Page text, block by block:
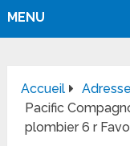
MENU
Accueil
Pacific
plombier 6 r